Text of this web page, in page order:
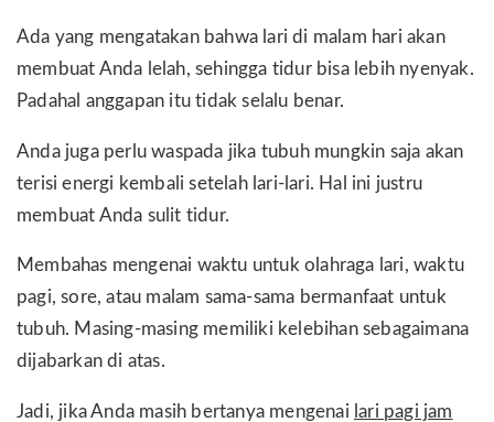
Ada yang mengatakan bahwa lari di malam hari akan
membuat Anda lelah, sehingga tidur bisa lebih nyenyak.
Padahal anggapan itu tidak selalu benar.
Anda juga perlu waspada jika tubuh mungkin saja akan
terisi energi kembali setelah lari-lari. Hal ini justru
membuat Anda sulit tidur.
Membahas mengenai waktu untuk olahraga lari, waktu
pagi, sore, atau malam sama-sama bermanfaat untuk
tubuh. Masing-masing memiliki kelebihan sebagaimana
dijabarkan di atas.
Jadi, jika Anda masih bertanya mengenai lari pagi jam